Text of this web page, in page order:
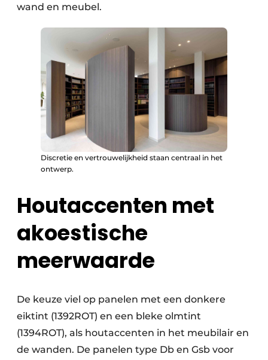
wand en meubel.
Discretie en vertrouwelijkheid staan centraal in het
ontwerp.
Houtaccenten met
akoestische
meerwaarde
De keuze viel op panelen met een donkere
eiktint (1392ROT) en een bleke olmtint
(1394ROT), als houtaccenten in het meubilair en
de wanden. De panelen type Db en Gsb voor